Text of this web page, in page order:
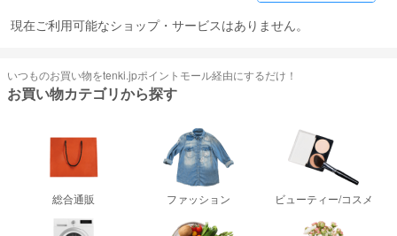
現在ご利用可能なショップ・サービスはありません。
いつものお買い物をtenki.jpポイントモール経由にするだけ！
お買い物カテゴリから探す
総合通販 ファッション ビューティー/コスメ